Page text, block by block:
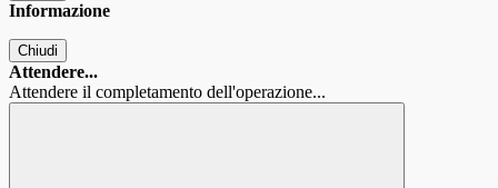
Informazione
Chiudi
Attendere...
Attendere il completamento dell'operazione...